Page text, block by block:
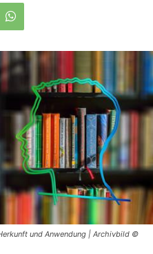
und Anwendung | Archivbild ©